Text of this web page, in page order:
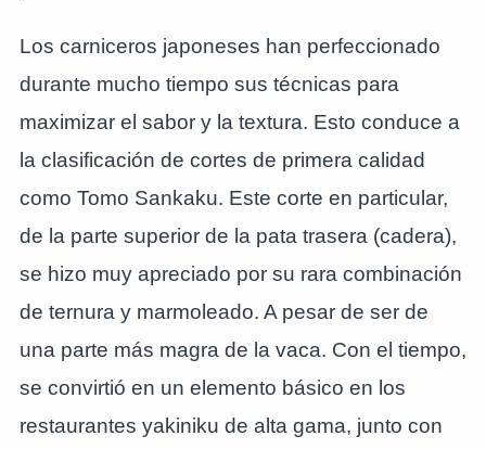
Los carniceros japoneses han perfeccionado
durante mucho tiempo sus técnicas para
maximizar el sabor y la textura. Esto conduce a
la clasificación de cortes de primera calidad
como Tomo Sankaku. Este corte en particular,
de la parte superior de la pata trasera (cadera),
se hizo muy apreciado por su rara combinación
de ternura y marmoleado. A pesar de ser de
una parte más magra de la vaca. Con el tiempo,
se convirtió en un elemento básico en los
restaurantes yakiniku de alta gama, junto con